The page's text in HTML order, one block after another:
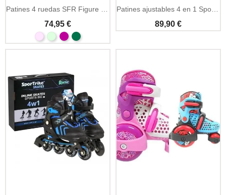
74,95 € 89,90 €